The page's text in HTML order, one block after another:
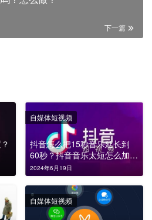
下一篇
抖音怎么把15秒音乐延长到
60秒？抖音音乐太短怎么加
长？
2024年6月19日
自媒体短视频
自媒体短视频